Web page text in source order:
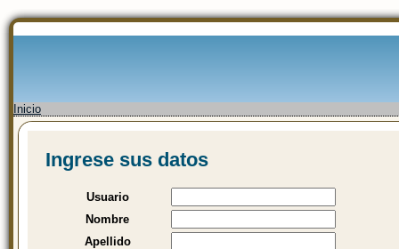
Inicio
Ingrese sus datos
Usuario
Nombre
Apellido